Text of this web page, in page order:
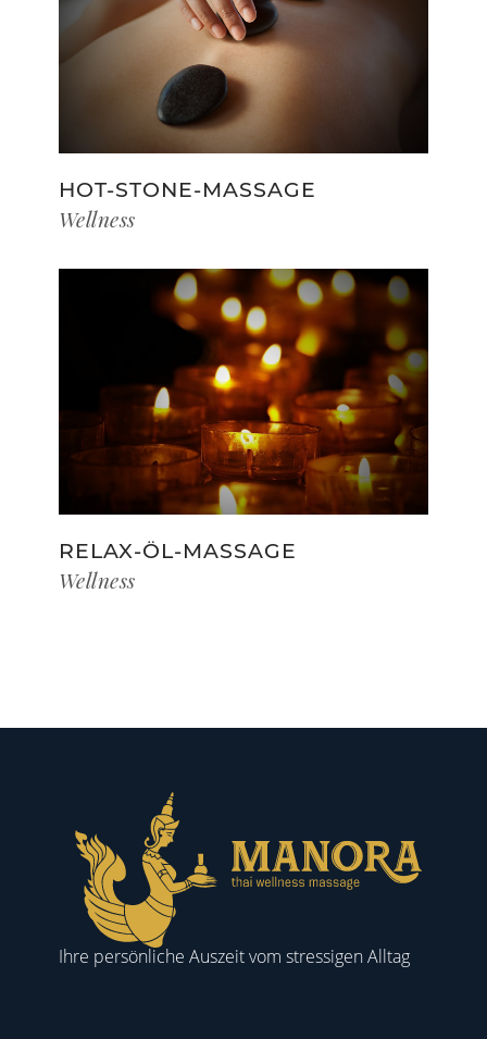
HOT-STONE-MASSAGE
Wellness
RELAX-ÖL-MASSAGE
Wellness
Ihre persönliche Auszeit vom stressigen Alltag